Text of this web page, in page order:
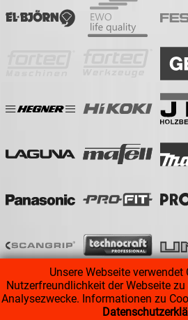
Unsere Webseite verwendet
Nutzerfreundlichkeit der Webseite
Analysezwecke. Informationen zu